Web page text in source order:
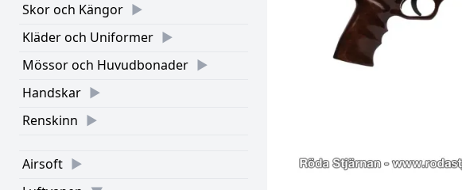
Skor och Kängor
Kläder och Uniformer
Mössor och Huvudbonader
Handskar
Renskinn
Airsoft